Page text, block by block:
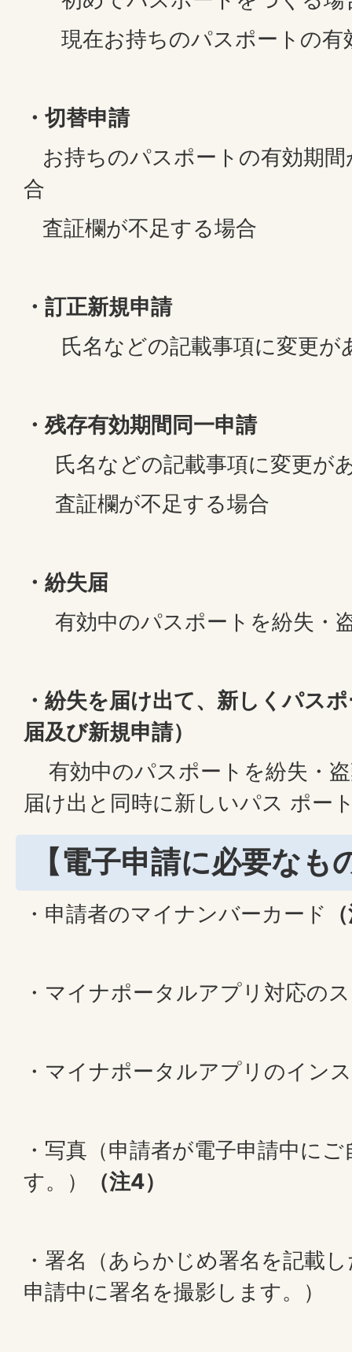
現在お持ちのパスポートの有
・切替申請
お持ちのパスポートの有効期間
合
査証欄が不足する場合
・訂正新規申請
氏名などの記載事項に変更が
・残存有効期間同一申請
氏名などの記載事項に変更が
査証欄が不足する場合
・紛失届
有効中のパスポートを紛失・
・紛失を届け出て、新しくパス
届及び新規申請）
有効中のパスポートを紛失・
届け出と同時に新しいパス ポー
【電子申請に必要なも
・申請者のマイナンバーカード
・マイナポータルアプリ対応の
・マイナポータルアプリのイン
・写真（申請者が電子申請中に
す。）
（注4）
・署名（あらかじめ署名を記載
申請中に署名を撮影します。）